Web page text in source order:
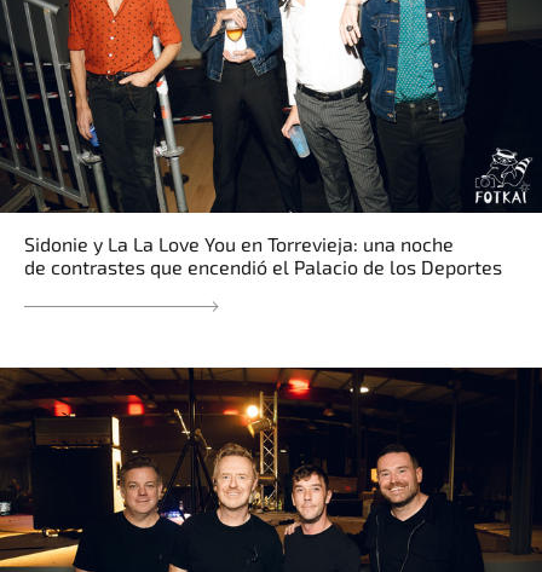
Sidonie y La La Love You en Torrevieja: una noche
de contrastes que encendió el Palacio de los Deportes